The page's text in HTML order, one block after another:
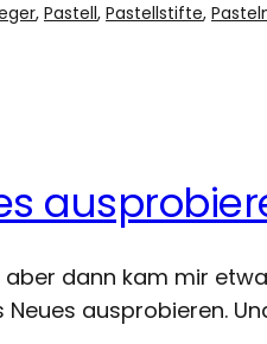
, Pastell, Pastellstifte,
dann kam mir
Neues ausprobieren.